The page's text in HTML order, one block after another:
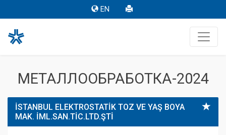
EN
МЕТАЛЛООБРАБОТКА-2024
İSTANBUL ELEKTROSTATİK TOZ VE YAŞ BOYA
MAK. İML.SAN.TİC.LTD.ŞTİ